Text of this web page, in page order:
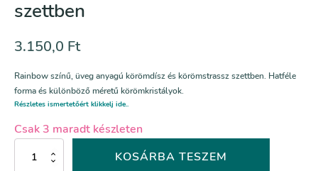
szettben
3.150,0 Ft
Rainbow színű, üveg anyagú körömdísz és körömstrassz szettben. Hatféle
forma és különböző méretű körömkristályok.
Részletes ismertetőért klikkelj ide..
Csak 3 maradt készleten
Rainbow
körömdísz
KOSÁRBA TESZEM